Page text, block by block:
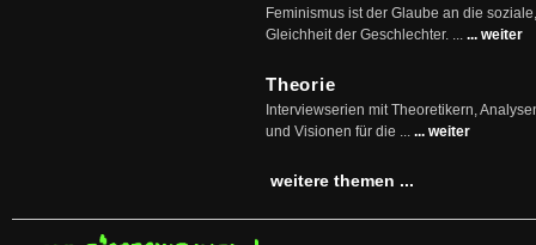
Feminismus ist der Glaube an die
Gleichheit der Geschlechter. ... ... weiter
Theorie
Interviewserien mit Theoretikern,
und Visionen für die ... ... weiter
weitere themen ...